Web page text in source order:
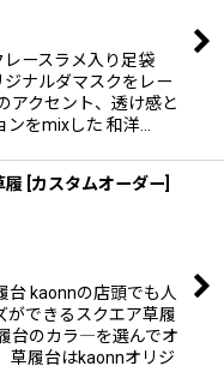
ースラメ入り足袋
ナルダマスクをレー
アクセント、透け感と
をmixした 和洋…
[カスタムオーダー]
台 kaonnの店頭でも人
ができるスクエア草履
台のカラ―を選んでオ
草履台はkaonnオリジ